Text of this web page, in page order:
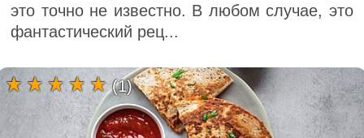
это точно не известно. В любом случае, это
фантастический рец...
(1)